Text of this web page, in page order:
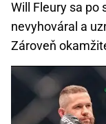
Will Fleury sa po
nevyhováral a
Zároveň